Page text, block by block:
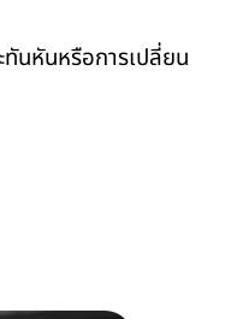
ทันหันหรือการเปลี่ยน